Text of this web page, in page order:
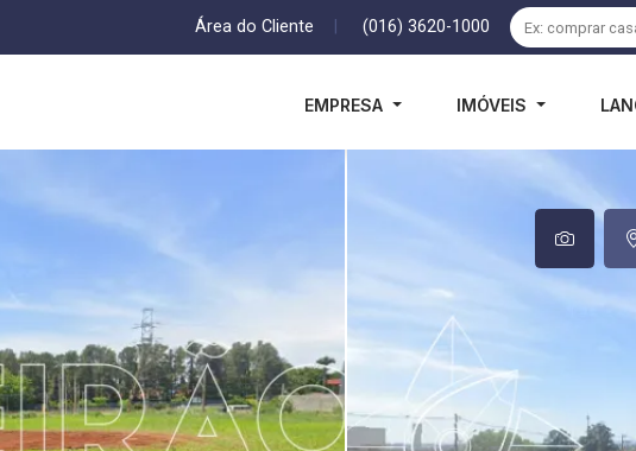
Área do Cliente (016) 3620-1000
EMPRESA IMÓVEIS